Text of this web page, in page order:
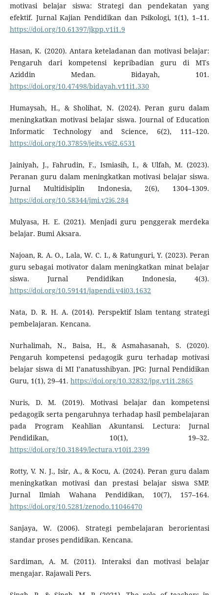
motivasi belajar siswa: Strategi dan pendekatan yang
efektif. Jurnal Kajian Pendidikan dan Psikologi, 1(1), 1–11.
https://doi.org/10.61397/jkpp.v1i1.9
Hasan, K. (2020). Antara keteladanan dan motivasi belajar:
Pengaruh dari kompetensi kepribadian guru di MTs
Aziddin Medan. Bidayah, 101.
https://doi.org/10.47498/bidayah.v11i1.330
Humaysah, H., & Sholihat, N. (2024). Peran guru dalam
meningkatkan motivasi belajar siswa. Journal of Education
Informatic Technology and Science, 6(2), 111–120.
https://doi.org/10.37859/jeits.v6i2.6531
Jainiyah, J., Fahrudin, F., Ismiasih, I., & Ulfah, M. (2023).
Peranan guru dalam meningkatkan motivasi belajar siswa.
Jurnal Multidisiplin Indonesia, 2(6), 1304–1309.
https://doi.org/10.58344/jmi.v2i6.284
Mulyasa, H. E. (2021). Menjadi guru penggerak merdeka
belajar. Bumi Aksara.
Najoan, R. A. O., Lala, W. C. I., & Ratunguri, Y. (2023). Peran
guru sebagai motivator dalam meningkatkan minat belajar
siswa. Jurnal Pendidikan Indonesia, 4(3).
https://doi.org/10.59141/japendi.v4i03.1632
Nata, D. R. H. A. (2014). Perspektif Islam tentang strategi
pembelajaran. Kencana.
Nurhalimah, N., Baisa, H., & Asmahasanah, S. (2020).
Pengaruh kompetensi pedagogik guru terhadap motivasi
belajar siswa di MI I’anatusshibyan. JPG: Jurnal Pendidikan
Guru, 1(1), 29–41. https://doi.org/10.32832/jpg.v1i1.2865
Nuris, D. M. (2019). Motivasi belajar dan kompetensi
pedagogik serta pengaruhnya terhadap hasil pembelajaran
pada Program Keahlian Akuntansi. Lectura: Jurnal
Pendidikan, 10(1), 19–32.
https://doi.org/10.31849/lectura.v10i1.2399
Rotty, V. N. J., Isir, A., & Kocu, A. (2024). Peran guru dalam
meningkatkan motivasi dan prestasi belajar siswa SMP.
Jurnal Ilmiah Wahana Pendidikan, 10(7), 157–164.
https://doi.org/10.5281/zenodo.11046470
Sanjaya, W. (2006). Strategi pembelajaran berorientasi
standar proses pendidikan. Kencana.
Sardiman, A. M. (2011). Interaksi dan motivasi belajar
mengajar. Rajawali Pers.